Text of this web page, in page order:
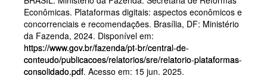
Econômicas. Plataformas digitais: aspectos econômicos e
concorrenciais e recomendações. Brasília, DF: Ministério
da Fazenda, 2024. Disponível em:
https://www.gov.br/fazenda/pt-br/central-de-
conteudo/publicacoes/relatorios/sre/relatorio-plataformas-
consolidado.pdf. Acesso em: 15 jun. 2025.